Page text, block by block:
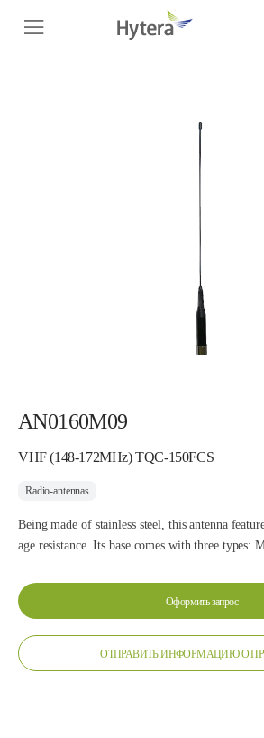
AN0160M09
VHF (148-172MHz) TQC-150FCS
Radio-antennas
Being made of stainless steel, this antenna
age resistance. Its base comes with three types:
Оформить запрос
ОТПРАВИТЬ ИНФОРМАЦИЮ О